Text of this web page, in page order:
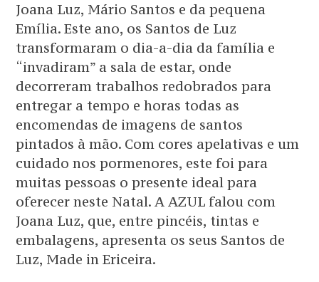
Joana Luz, Mário Santos e da pequena
Emília. Este ano, os Santos de Luz
transformaram o dia-a-dia da família e
“invadiram” a sala de estar, onde
decorreram trabalhos redobrados para
entregar a tempo e horas todas as
encomendas de imagens de santos
pintados à mão. Com cores apelativas e um
cuidado nos pormenores, este foi para
muitas pessoas o presente ideal para
oferecer neste Natal. A AZUL falou com
Joana Luz, que, entre pincéis, tintas e
embalagens, apresenta os seus Santos de
Luz, Made in Ericeira.